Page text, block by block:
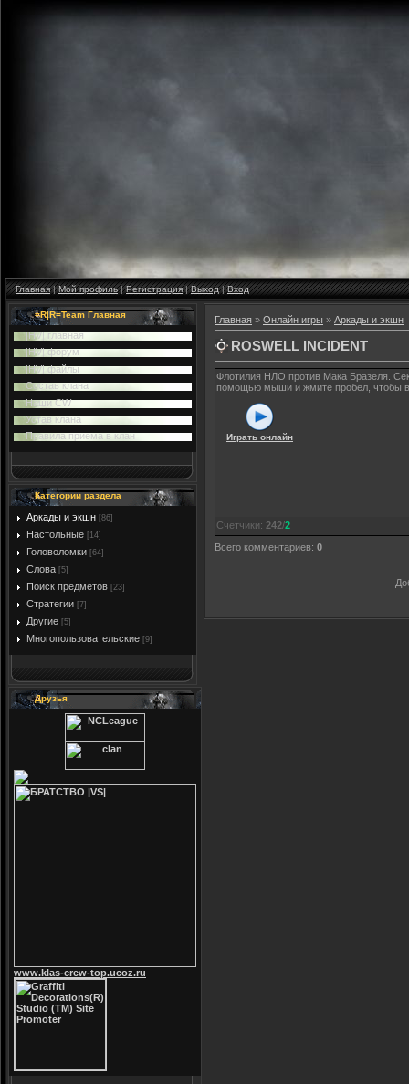
Главная|Мой профиль|Регистрация|Выход|Вход
=R|R=Team Главная
|HV| главная
|HV| форум
|HV| файлы
Cостав клана
Наши CW
Устав клана
Правила приема в клан
Категории раздела
Аркады и экшн [86]
Настольные [14]
Головоломки [64]
Слова [5]
Поиск предметов [23]
Стратегии [7]
Другие [5]
Многопользовательские [9]
Друзья
www.klas-crew-top.ucoz.ru
Главная » Онлайн игры » Аркады и экшн
ROSWELL INCIDENT
Флотилия НЛО против Мака Бразеля.
помощью мыши и жмите пробел, чтобы
Играть онлайн
Счетчики: 242/2
Всего комментариев: 0